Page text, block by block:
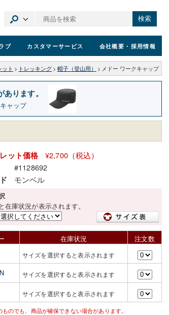
検索
ブ カスタマーサービス 会社概要 ・採用情報
ト > トレッキング > 帽子（登山用） > メドー ワークキャップ
ります。
ャップ
ット価格 ¥2,700（税込）
#1128692
モンベル
在庫状況が表示されます。
在庫状況
注文数
サイズを選択すると表示されます
サイズを選択すると表示されます
サイズを選択すると表示されます
ものでも、商品が確保できない場合があります。